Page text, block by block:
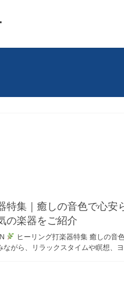
特集｜癒しの音色で心
の楽器をご紹介
ヒーリング打楽器特集 癒しの音
ながら、リラックスタイムや瞑想、